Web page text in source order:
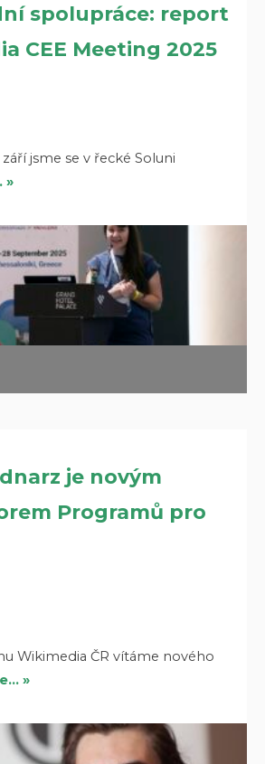
spolupráce: report
CEE Meeting 2025
září jsme se v řecké Soluni
»
je novým
Programů pro
Wikimedia ČR vítáme nového
»